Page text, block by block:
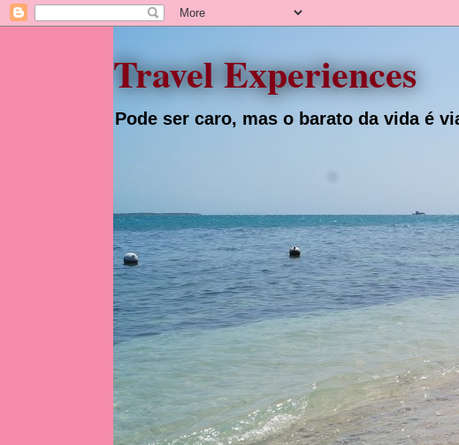
Travel Experiences
Pode ser caro, mas o barato da vida é